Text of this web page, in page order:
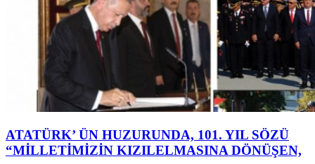
ATATÜRK’ ÜN HUZURUNDA, 101. YIL SÖZÜ
“MİLLETİMİZİN KIZILELMASINA DÖNÜŞEN,